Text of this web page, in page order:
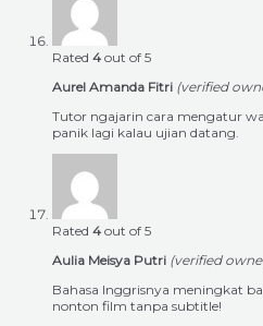
Rated 4 out of 5
Aurel Amanda Fitri (verified
Tutor ngajarin cara mengatur
panik lagi kalau ujian datang.
Rated 4 out of 5
Aulia Meisya Putri (verified
Bahasa Inggrisnya meningkat
nonton film tanpa subtitle!